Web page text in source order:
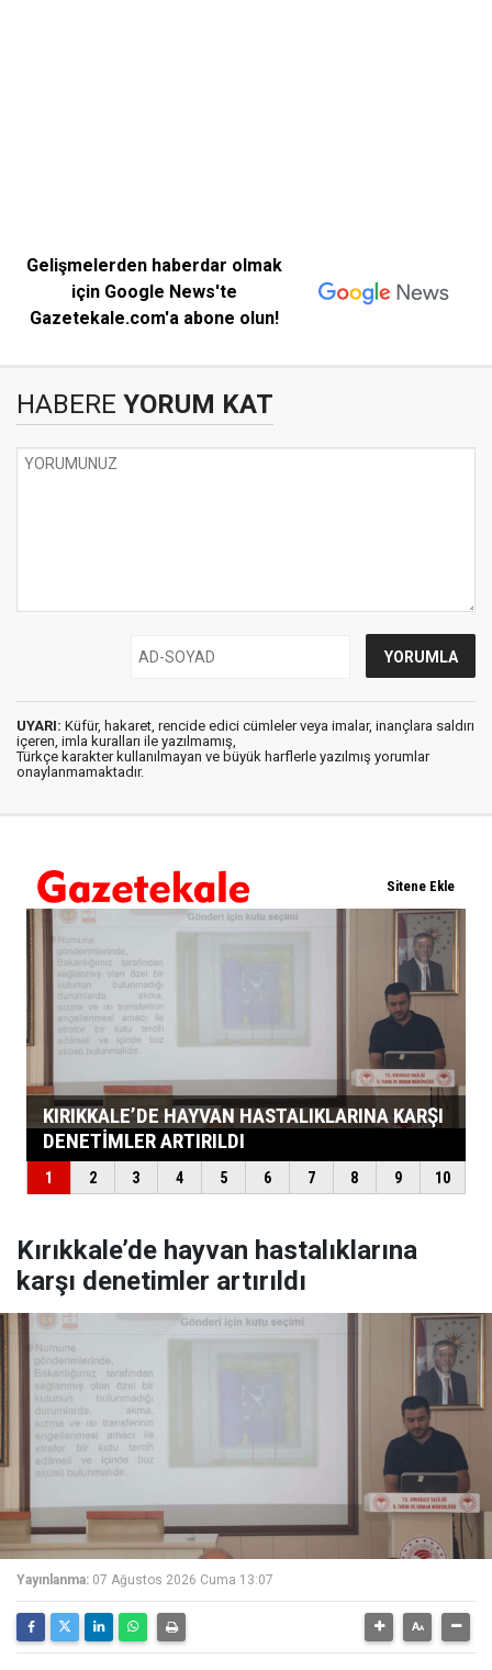
Gelişmelerden haberdar olmak
için Google News'te
Gazetekale.com'a abone olun!
HABERE YORUM KAT
UYARI: Küfür, hakaret, rencide edici cümleler veya imalar, inançlara saldırı
içeren, imla kuralları ile yazılmamış,
Türkçe karakter kullanılmayan ve büyük harflerle yazılmış yorumlar
onaylanmamaktadır.
Kırıkkale’de hayvan hastalıklarına
karşı denetimler artırıldı
Yayınlanma: 07 Ağustos 2026 Cuma 13:07